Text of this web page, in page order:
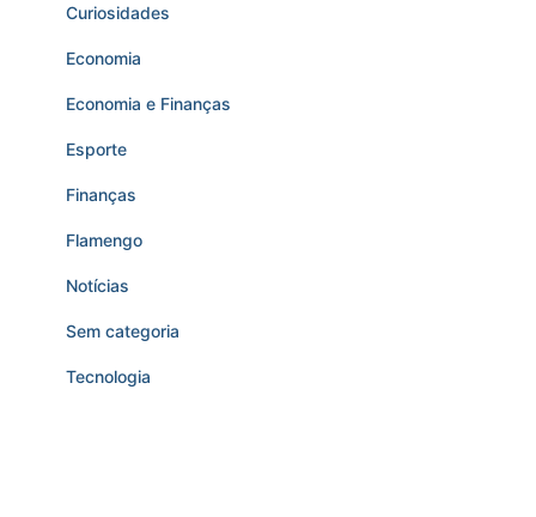
Curiosidades
Economia
Economia e Finanças
Esporte
Finanças
Flamengo
Notícias
Sem categoria
Tecnologia